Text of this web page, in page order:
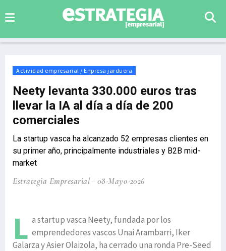
Actividad empresarial / Enpresa jarduera
Neety levanta 330.000 euros tras
llevar la IA al día a día de 200
comerciales
La startup vasca ha alcanzado 52 empresas clientes en
su primer año, principalmente industriales y B2B mid-
market
Estrategia Empresarial 08-Mayo-2026
L a startup vasca Neety, fundada por los
emprendedores vascos Unai Arambarri, Iker
Galarza y Asier Olaizola, ha cerrado una ronda Pre-Seed